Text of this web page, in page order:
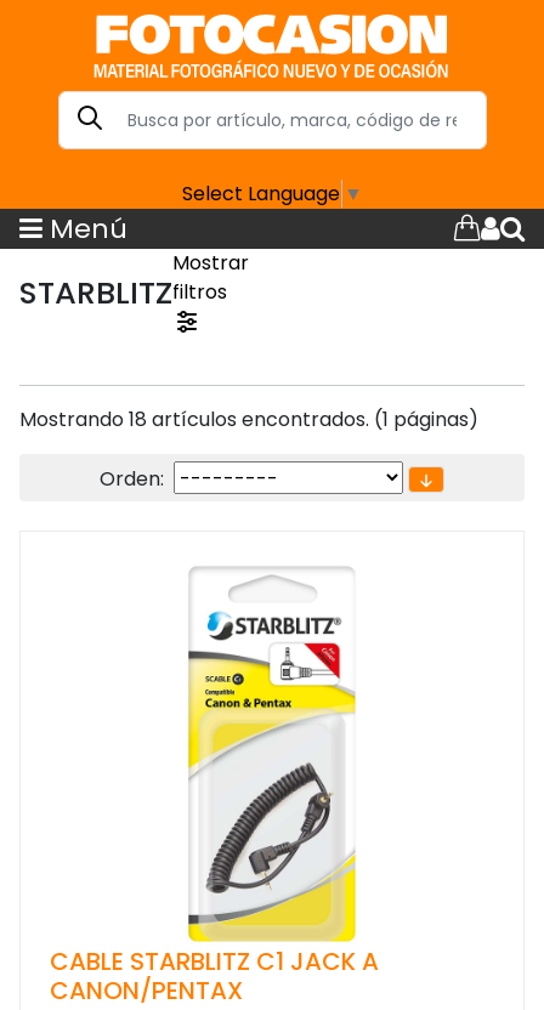
Select Language ▼
Menú
STARBLITZ
Mostrar
filtros
Mostrando 18 artículos encontrados. (1 páginas)
Orden:
CABLE STARBLITZ C1 JACK A
CANON/PENTAX